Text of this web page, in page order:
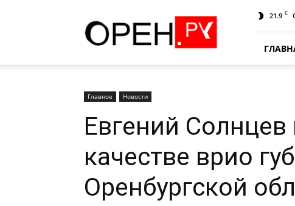
21.9 C
Главное Новости
Евгений Солнцев
качестве врио
Оренбургской